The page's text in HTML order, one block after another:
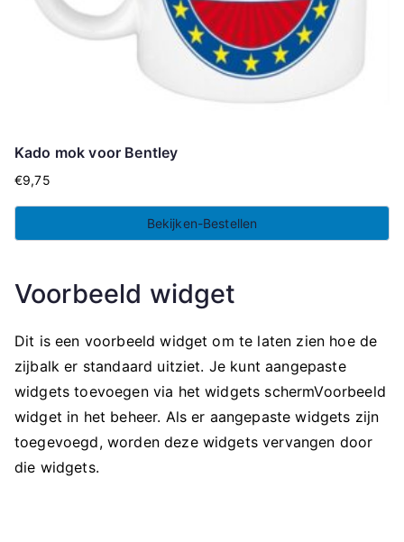
Kado mok voor Bentley
€9,75
Bekijken-Bestellen
Voorbeeld widget
Dit is een voorbeeld widget om te laten zien hoe de
zijbalk er standaard uitziet. Je kunt aangepaste
widgets toevoegen via het widgets schermVoorbeeld
widget in het beheer. Als er aangepaste widgets zijn
toegevoegd, worden deze widgets vervangen door
die widgets.